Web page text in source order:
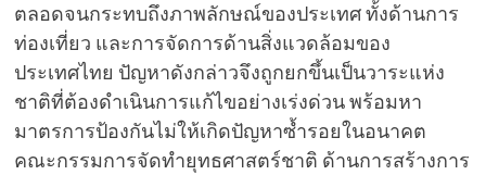
ตลอดจนกระทบถึงภาพลักษณ์ของประเทศ ทั้งด้านการ
ท่องเที่ยว และการจัดการด้านสิ่งแวดล้อมของ
ประเทศไทย ปัญหาดังกล่าวจึงถูกยกขึ้นเป็นวาระแห่ง
ชาติที่ต้องดำเนินการแก้ไขอย่างเร่งด่วน พร้อมหา
มาตรการป้องกันไม่ให้เกิดปัญหาซ้ำรอยในอนาคต
คณะกรรมการจัดทำยุทธศาสตร์ชาติ ด้านการสร้างการ